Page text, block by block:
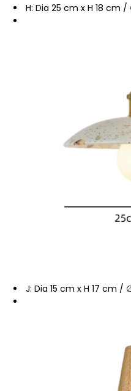
H: Dia 25 cm x H 18 cm /
J: Dia 15 cm x H 17 cm /